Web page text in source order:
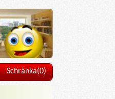
Schránka(0)